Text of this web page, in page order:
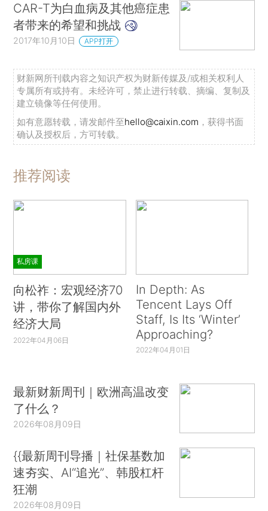
CAR-T为白血病及其他癌症患
者带来的希望和挑战
2017年10月10日 APP打开
财新网所刊载内容之知识产权为财新传媒及/或相关权利人
专属所有或持有。未经许可，禁止进行转载、摘编、复制及
建立镜像等任何使用。
如有意愿转载，请发邮件至hello@caixin.com ，获得书面
确认及授权后，方可转载。
推荐阅读
私房课
向松祚：宏观经济70
讲，带你了解国内外
经济大局
2022年04月06日
In Depth: As
Tencent Lays Off
Staff, Is Its ‘Winter’
Approaching?
2022年04月01日
最新财新周刊｜欧洲高温改变
了什么？
2026年08月09日
{{最新周刊导播｜社保基数加
速夯实、AI“追光”、韩股杠杆
狂潮
2026年08月09日